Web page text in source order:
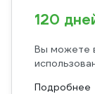
120
Вы можете
Подробнее